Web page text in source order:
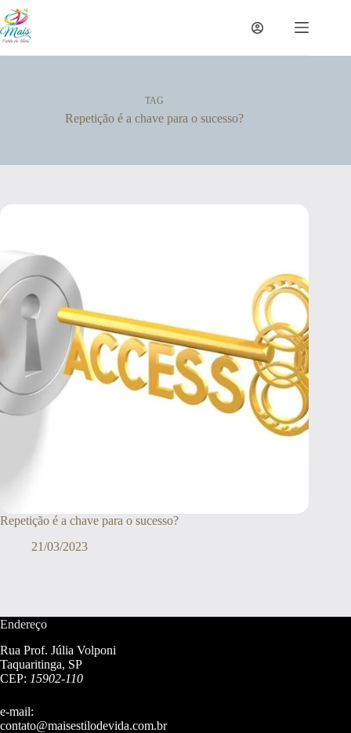
TAG
Repetição é a chave para o sucesso?
Repetição é a chave para o sucesso?
21/03/2023
Endereço
Rua Prof. Júlia Volponi
Taquaritinga, SP
CEP: 15902-110
e-mail:
contato@maisestilodevida.com.br